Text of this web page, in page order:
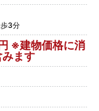
3分
※建物価格に消
ます